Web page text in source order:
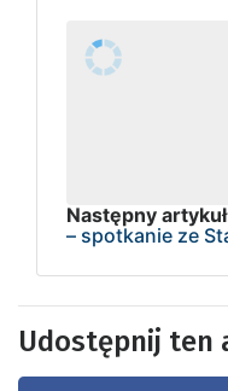
Następny
– spotkanie ze
Udostępnij ten